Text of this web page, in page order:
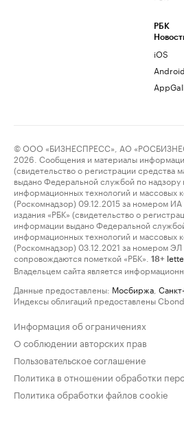
РБК
iOS
Android
© ООО «БИЗНЕСПРЕСС», АО
2026. Сообщения и материалы
(свидетельство о регистрации средства
выдано Федеральной службой по надзору
информационных технологий и массовых
(Роскомнадзор) 09.12.2015 за номером
издания «РБК» (свидетельство о
информации выдано Федеральной
информационных технологий и массовых
(Роскомнадзор) 03.12.2021 за номером
сопровождаются пометкой «РБК».
18+
Владельцем сайта является
Данные предоставлены: Мосбиржа
Индексы облигаций предоставлены
Информация об ограничениях
О соблюдении авторских прав
Пользовательское соглашение
Политика в отношении обработки
Политика обработки файлов cookie